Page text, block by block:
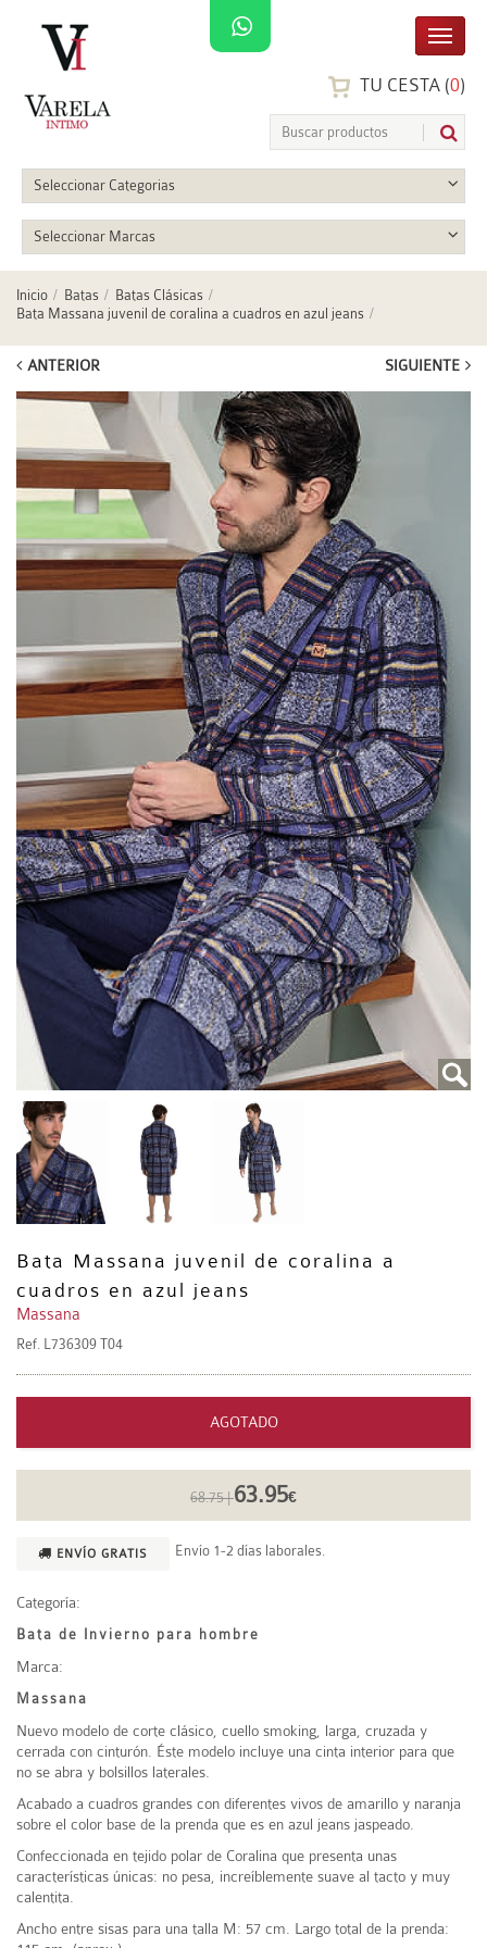
TU CESTA (0)
Seleccionar Categorias
Seleccionar Marcas
Inicio Batas
Batas Clásicas
Bata Massana juvenil de coralina a cuadros en azul jeans
ANTERIOR SIGUIENTE
Bata Massana juvenil de coralina a
cuadros en azul jeans
Massana
Ref. L736309 T04
AGOTADO
68.75 |63.95€
ENVÍO GRATIS Envío 1-2 días laborales.
Categoría:
Bata de Invierno para hombre
Marca:
Massana
Nuevo modelo de corte clásico, cuello smoking, larga, cruzada y
cerrada con cinturón. Éste modelo incluye una cinta interior para que
no se abra y bolsillos laterales.
Acabado a cuadros grandes con diferentes vivos de amarillo y naranja
sobre el color base de la prenda que es en azul jeans jaspeado.
Confeccionada en tejido polar de Coralina que presenta unas
características únicas: no pesa, increíblemente suave al tacto y muy
calentita.
Ancho entre sisas para una talla M: 57 cm. Largo total de la prenda: